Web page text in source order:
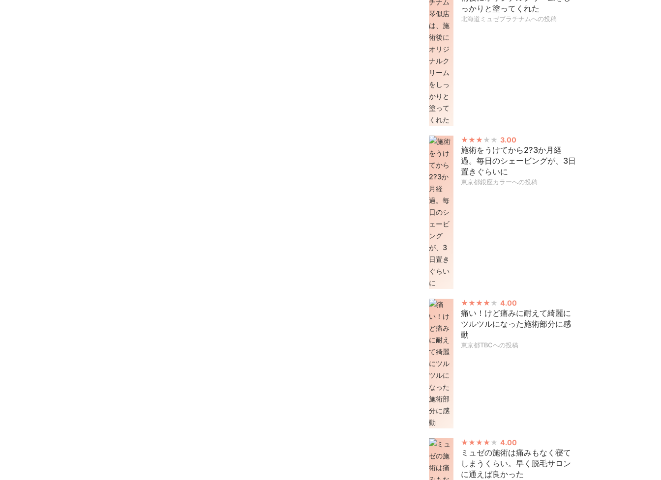
っかりと塗ってくれた
北海道ミュゼプラチナムへの投稿
3.00
施術をうけてから2?3か月経
過。毎日のシェービングが、3日
置きぐらいに
東京都銀座カラーへの投稿
4.00
痛い！けど痛みに耐えて綺麗に
ツルツルになった施術部分に感
動
東京都TBCへの投稿
4.00
ミュゼの施術は痛みもなく寝て
しまうくらい。早く脱毛サロン
に通えば良かった